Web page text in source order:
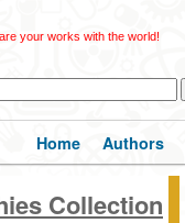
your works with the world!
Home Authors
Collection